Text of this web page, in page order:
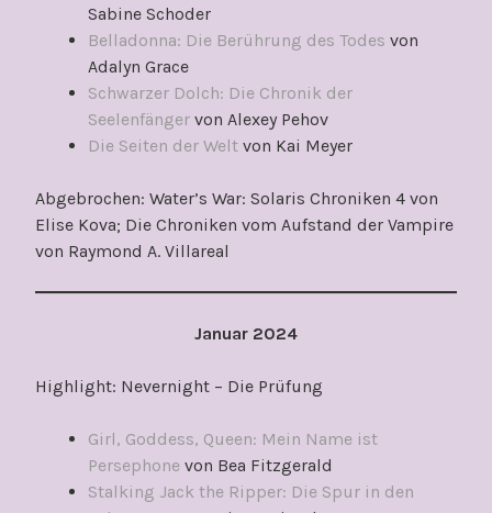
Sabine Schoder
Belladonna: Die Berührung des Todes von
Adalyn Grace
Schwarzer Dolch: Die Chronik der
Seelenfänger von Alexey Pehov
Die Seiten der Welt von Kai Meyer
Abgebrochen: Water’s War: Solaris Chroniken 4 von
Elise Kova; Die Chroniken vom Aufstand der Vampire
von Raymond A. Villareal
Januar 2024
Highlight: Nevernight – Die Prüfung
Girl, Goddess, Queen: Mein Name ist
Persephone von Bea Fitzgerald
Stalking Jack the Ripper: Die Spur in den